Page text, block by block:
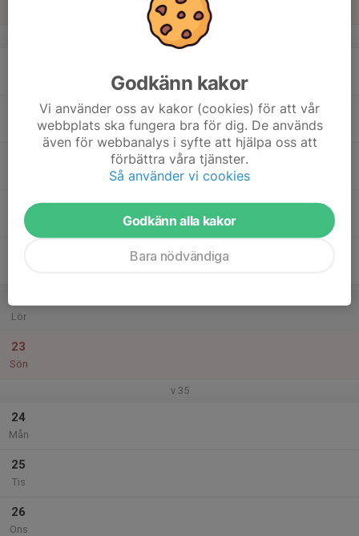
v.34
Tor
Lör
23
Sön
v.35
24
Mån
25
Tis
26
Ons
Godkänn kakor
Vi använder oss av kakor (cookies) för att vår
webbplats ska fungera bra för dig. De används
även för webbanalys i syfte att hjälpa oss att
förbättra våra tjänster.
Så använder vi cookies
Godkänn alla kakor
Bara nödvändiga